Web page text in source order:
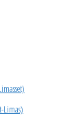
Limas)